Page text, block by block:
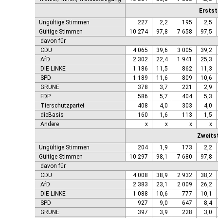
Genthin, Stadt
Giersleben
Gleina
Goldbeck
Gommern, Stadt
Goseck
Gräfenhainichen, Stadt
Gröningen, Stadt
Groß Quenstedt
Güsten, Stadt
Gutenborn
Halberstadt, Stadt
Haldensleben, Stadt
Harbke
Harsleben
Harzgerode, Stadt
Hassel
Havelberg, Hansestadt
Hecklingen, Stadt
Hedersleben
Helbra
Ungültige Stimmen
227 2,2 195
2,5
Gültige Stimmen
10 274 97,8 7 658
97,5
davon für
CDU
4 065 39,6 3 005
39,2
AfD
2 302 22,4 1 941
25,3
DIE LINKE
1 186 11,5 862
11,3
SPD
1 189 11,6 809
10,6
GRÜNE
378 3,7 221
2,9
FDP
586 5,7 404
5,3
Tierschutzpartei
408 4,0 303
4,0
dieBasis
160 1,6 113
1,5
Andere
x x x
x
Ungültige Stimmen
204 1,9 173
2,2
Gültige Stimmen
10 297 98,1 7 680
97,8
davon für
CDU
4 008 38,9 2 932
38,2
AfD
2 383 23,1 2 009
26,2
DIE LINKE
1 088 10,6 777
10,1
SPD
927 9,0 647
8,4
GRÜNE
397 3,9 228
3,0